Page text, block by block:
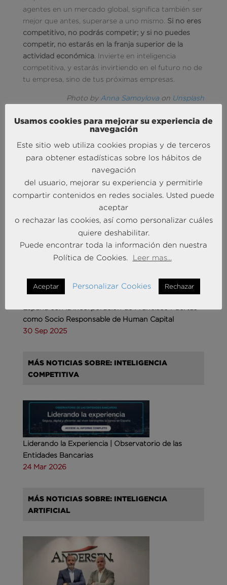
agentes en un mercado global, significa también ser
mejor que antes, superarse a uno mismo. Si no eres
competitivo, no podrás competir; y si no puedes
competir, no estarás en la franja superior de la
actividad económica. Invierte en inteligencia
competitiva, y estarás invirtiendo en el futuro no de
tu empresa, sino de tus próximas empresas.
Photo by Anna Samoylova on Unsplash
MÁS NOTICIAS SOBRE: ACTUALIDAD
BRAINTRUST
Andersen Consulting refuerza su crecimiento en
como Socio Responsable de Human Capital
30 Sep 2025
MÁS NOTICIAS SOBRE: INTELIGENCIA
COMPETITIVA
Liderando la Experiencia | Observatorio de las
Entidades Bancarias
24 Mar 2026
MÁS NOTICIAS SOBRE: INTELIGENCIA
ARTIFICIAL
Usamos cookies para mejorar su experiencia de
navegación
Este sitio web utiliza cookies propias y de terceros
para obtener estadísticas sobre los hábitos de
navegación
del usuario, mejorar su experiencia y permitirle
compartir contenidos en redes sociales. Usted puede
aceptar
o rechazar las cookies, así como personalizar cuáles
quiere deshabilitar.
Puede encontrar toda la información den nuestra
Política de Cookies.
Leer mas...
Aceptar Personalizar Cookies Rechazar